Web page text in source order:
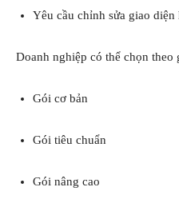
Yêu cầu chỉnh sửa giao diện
Doanh nghiệp có thể chọn theo
Gói cơ bản
Gói tiêu chuẩn
Gói nâng cao